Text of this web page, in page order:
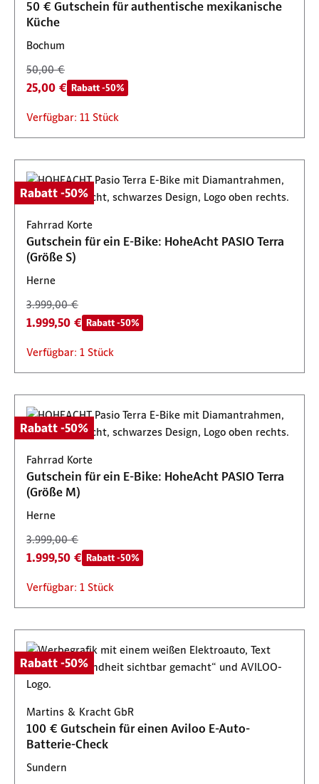
50 € Gutschein für authentische mexikanische
Küche
Bochum
50,00 €
25,00 € Rabatt -50%
Verfügbar: 11 Stück
Rabatt -50%
Fahrrad Korte
Gutschein für ein E-Bike: HoheAcht PASIO Terra
(Größe S)
Herne
3.999,00 €
1.999,50 € Rabatt -50%
Verfügbar: 1 Stück
Rabatt -50%
Fahrrad Korte
Gutschein für ein E-Bike: HoheAcht PASIO Terra
(Größe M)
Herne
3.999,00 €
1.999,50 € Rabatt -50%
Verfügbar: 1 Stück
Rabatt -50%
Martins & Kracht GbR
100 € Gutschein für einen Aviloo E-Auto-
Batterie-Check
Sundern